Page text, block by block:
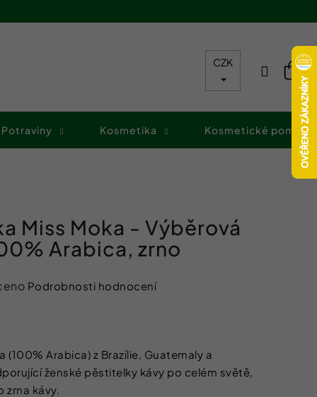
Potraviny Kosmetika Kosmetické
CZK
Podrobnosti hodnocení
Miss Moka - Výběrová
Arabica, zrno
(100% Arabica) z Brazílie, Guatemaly a
ženské pěstitelky kávy po celém světě,
zrna kávy.
IZOFET SLIM